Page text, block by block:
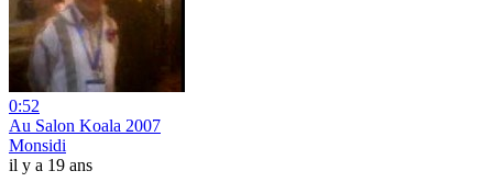
0:52
Au Salon Koala 2007
Monsidi
il y a 19 ans